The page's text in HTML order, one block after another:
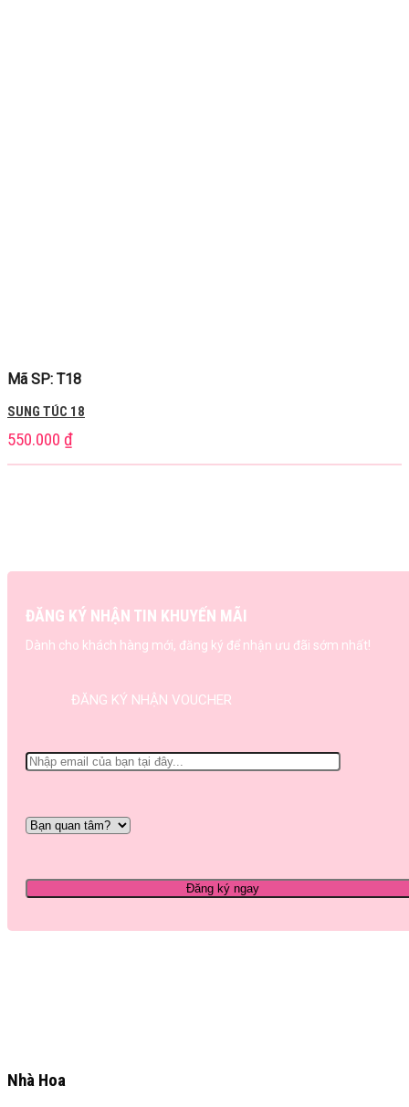
Mã SP: T18
SUNG TÚC 18
550.000 ₫
ĐĂNG KÝ NHẬN TIN KHUYẾN MÃI
Dành cho khách hàng mới, đăng ký để nhận ưu đãi sớm nhất!
ĐĂNG KÝ NHẬN VOUCHER
Nhà Hoa